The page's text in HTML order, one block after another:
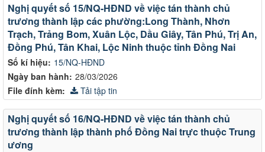
Số kí hiệu: 15/NQ-HĐND
Ngày ban hành: 28/03/2026
Nghị quyết số 15/NQ-HĐND về việc tán thành chủ
trương thành lập các phường:Long Thành, Nhơn
Trạch, Trảng Bom, Xuân Lộc, Dầu Giây, Tân Phú, Trị An,
Đồng Phú, Tân Khai, Lộc Ninh thuộc tỉnh Đồng Nai
File đính kèm: Tải tập tin
Nghị quyết số 16/NQ-HĐND về việc tán thành chủ
trương thành lập thành phố Đồng Nai trực thuộc Trung
ương